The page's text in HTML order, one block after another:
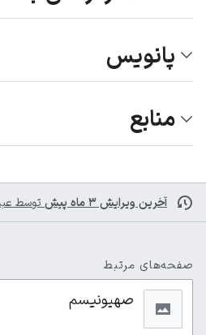
پانویس
منابع
آخرین ویرایش ۳ ماه پیش توسط
صفحه‌های مرتبط
صهیونیسم